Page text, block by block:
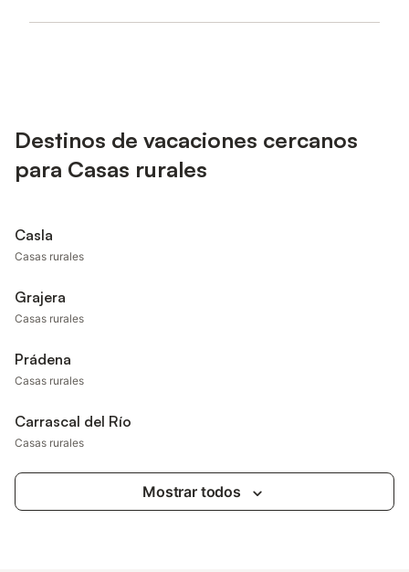
Destinos de vacaciones cercanos
para Casas rurales
Casla
Casas rurales
Grajera
Casas rurales
Prádena
Casas rurales
Carrascal del Río
Casas rurales
Mostrar todos